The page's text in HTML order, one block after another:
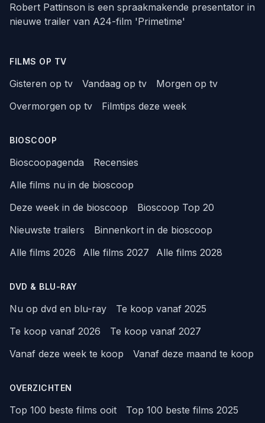
Robert Pattinson is een spraakmakende presentator in
nieuwe trailer van A24-film 'Primetime'
FILMS OP TV
Gisteren op tv Vandaag op tv
Morgen op tv
Overmorgen op tv
Filmtips deze week
BIOSCOOP
Bioscoopagenda
Recensies
Alle films nu in de bioscoop
Deze week in de bioscoop
Bioscoop Top 20
Nieuwste trailers
Binnenkort in de bioscoop
Alle films 2026
Alle films 2027 Alle films 2028
DVD & BLU-RAY
Nu op dvd en blu-ray
Te koop vanaf 2025
Te koop vanaf 2026
Te koop vanaf 2027
Vanaf deze week te koop
Vanaf deze maand te koop
OVERZICHTEN
Top 100 beste films ooit Top 100 beste films 2025